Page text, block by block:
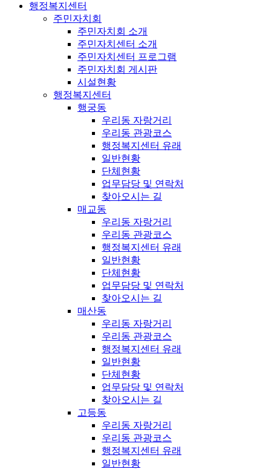
행정복지센터
주민자치회
주민자치회 소개
주민자치센터 소개
주민자치센터 프로그램
주민자치회 게시판
시설현황
행정복지센터
행궁동
우리동 자랑거리
우리동 관광코스
행정복지센터 유래
일반현황
단체현황
업무담당 및 연락처
찾아오시는 길
매교동
우리동 자랑거리
우리동 관광코스
행정복지센터 유래
일반현황
단체현황
업무담당 및 연락처
찾아오시는 길
매산동
우리동 자랑거리
우리동 관광코스
행정복지센터 유래
일반현황
단체현황
업무담당 및 연락처
찾아오시는 길
고등동
우리동 자랑거리
우리동 관광코스
행정복지센터 유래
일반현황